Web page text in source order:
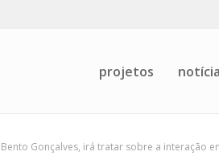
projetos
Gonçalves, irá tratar sobre a interação